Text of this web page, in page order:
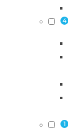
4
1